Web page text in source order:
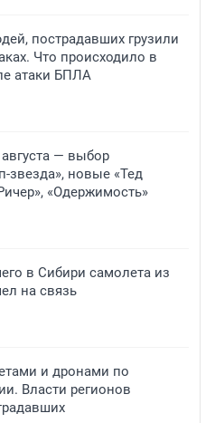
пострадавших грузили
Что происходило в
атаки БПЛА
— выбор
звезда», новые «Тед
«Одержимость»
в Сибири самолета из
на связь
и дронами по
Власти регионов